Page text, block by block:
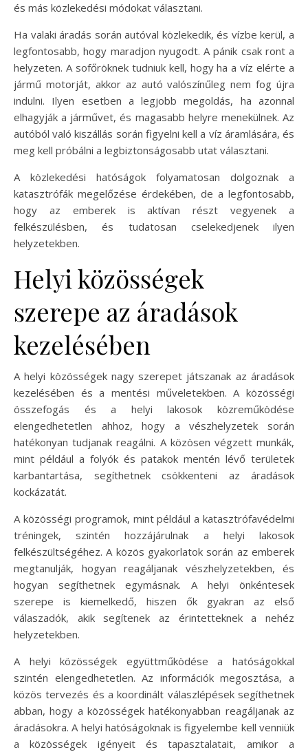
és más közlekedési módokat választani.
Ha valaki áradás során autóval közlekedik, és vízbe kerül, a
legfontosabb, hogy maradjon nyugodt. A pánik csak ront a
helyzeten. A sofőröknek tudniuk kell, hogy ha a víz elérte a
jármű motorját, akkor az autó valószínűleg nem fog újra
indulni. Ilyen esetben a legjobb megoldás, ha azonnal
elhagyják a járművet, és magasabb helyre menekülnek. Az
autóból való kiszállás során figyelni kell a víz áramlására, és
meg kell próbálni a legbiztonságosabb utat választani.
A közlekedési hatóságok folyamatosan dolgoznak a
katasztrófák megelőzése érdekében, de a legfontosabb,
hogy az emberek is aktívan részt vegyenek a
felkészülésben, és tudatosan cselekedjenek ilyen
helyzetekben.
Helyi közösségek
szerepe az áradások
kezelésében
A helyi közösségek nagy szerepet játszanak az áradások
kezelésében és a mentési műveletekben. A közösségi
összefogás és a helyi lakosok közreműködése
elengedhetetlen ahhoz, hogy a vészhelyzetek során
hatékonyan tudjanak reagálni. A közösen végzett munkák,
mint például a folyók és patakok mentén lévő területek
karbantartása, segíthetnek csökkenteni az áradások
kockázatát.
A közösségi programok, mint például a katasztrófavédelmi
tréningek, szintén hozzájárulnak a helyi lakosok
felkészültségéhez. A közös gyakorlatok során az emberek
megtanulják, hogyan reagáljanak vészhelyzetekben, és
hogyan segíthetnek egymásnak. A helyi önkéntesek
szerepe is kiemelkedő, hiszen ők gyakran az első
válaszadók, akik segítenek az érintetteknek a nehéz
helyzetekben.
A helyi közösségek együttműködése a hatóságokkal
szintén elengedhetetlen. Az információk megosztása, a
közös tervezés és a koordinált válaszlépések segíthetnek
abban, hogy a közösségek hatékonyabban reagáljanak az
áradásokra. A helyi hatóságoknak is figyelembe kell venniük
a közösségek igényeit és tapasztalatait, amikor a